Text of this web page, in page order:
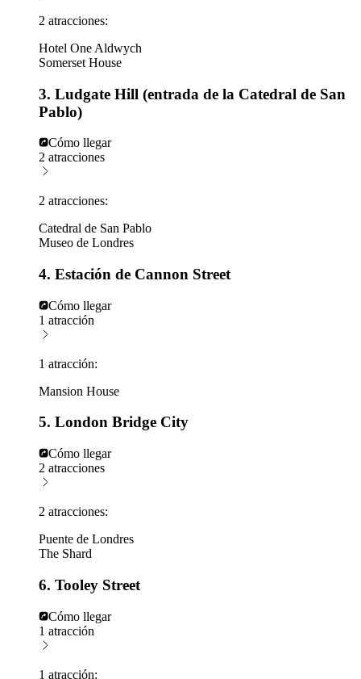
2 atracciones:
Hotel One Aldwych
Somerset House
3. Ludgate Hill (entrada de la Catedral de San
Pablo)
Cómo llegar
2 atracciones
2 atracciones:
Catedral de San Pablo
Museo de Londres
4. Estación de Cannon Street
Cómo llegar
1 atracción
1 atracción:
Mansion House
5. London Bridge City
Cómo llegar
2 atracciones
2 atracciones:
Puente de Londres
The Shard
6. Tooley Street
Cómo llegar
1 atracción
1 atracción: